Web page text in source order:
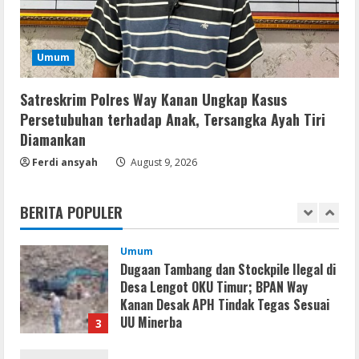
Umum
Satreskrim Polres Way Kanan Ungkap Kasus
Persetubuhan terhadap Anak, Tersangka Ayah Tiri
Diamankan
Ferdi ansyah August 9, 2026
BERITA POPULER
5 August 9, 2026
1
Resettools
MyLanViewer Crack + Portable All
August 10, 2026
2
Hasil Tes Urine Positif Sabu, Dua
3
Umum
Dugaan Tambang dan Stockpile Ilegal di
Desa Lengot OKU Timur; BPAN Way
Kanan Desak APH Tindak Tegas Sesuai
UU Minerba